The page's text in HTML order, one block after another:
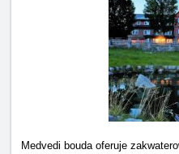
Medvedi bouda oferuje